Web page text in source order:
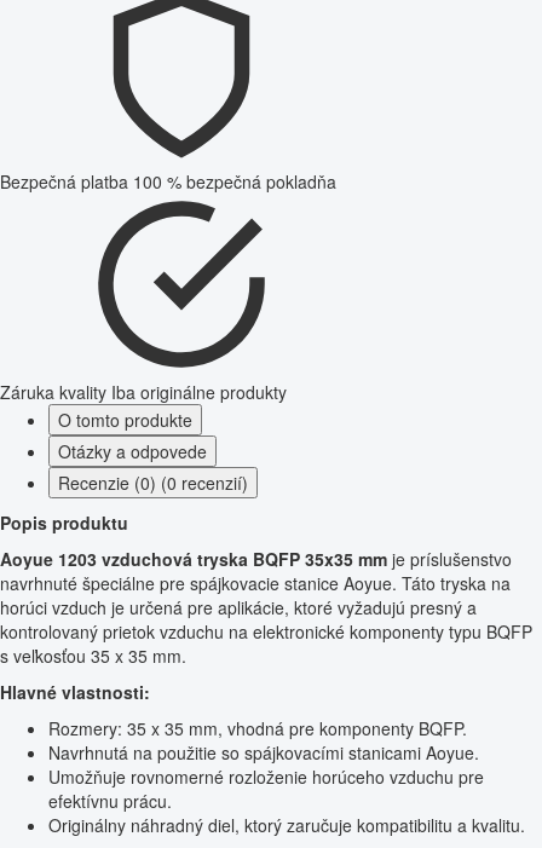
Bezpečná platba 100 % bezpečná pokladňa
Záruka kvality Iba originálne produkty
O tomto produkte
Otázky a odpovede
Recenzie (0) (0 recenzií)
Popis produktu
Aoyue 1203 vzduchová tryska BQFP 35x35 mm je príslušenstvo
navrhnuté špeciálne pre spájkovacie stanice Aoyue. Táto tryska na
horúci vzduch je určená pre aplikácie, ktoré vyžadujú presný a
kontrolovaný prietok vzduchu na elektronické komponenty typu BQFP
s veľkosťou 35 x 35 mm.
Hlavné vlastnosti:
Rozmery: 35 x 35 mm, vhodná pre komponenty BQFP.
Navrhnutá na použitie so spájkovacími stanicami Aoyue.
Umožňuje rovnomerné rozloženie horúceho vzduchu pre
efektívnu prácu.
Originálny náhradný diel, ktorý zaručuje kompatibilitu a kvalitu.